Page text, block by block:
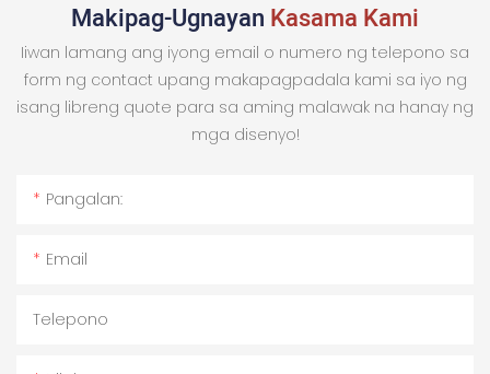
Makipag-Ugnayan Kasama Kami
Iiwan lamang ang iyong email o numero ng telepono sa
form ng contact upang makapagpadala kami sa iyo ng
isang libreng quote para sa aming malawak na hanay ng
mga disenyo!
Pangalan:
Email
Telepono